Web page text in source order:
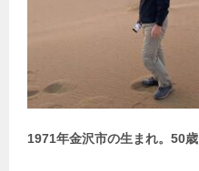
1971年金沢市の生まれ。50歳